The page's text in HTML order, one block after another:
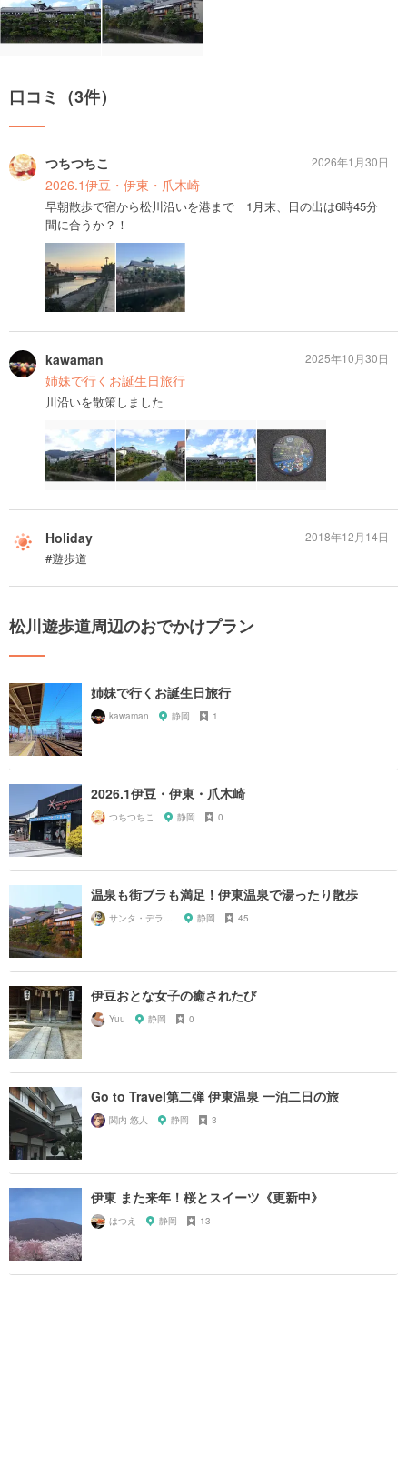
口コミ（3件）
つちつちこ
2026.1伊豆・伊東・爪木崎
早朝散歩で宿から松川沿いを港まで 1月末、日の出は6時45分
間に合うか？！
2026年1月30日
kawaman
姉妹で行くお誕生日旅行
川沿いを散策しました
2025年10月30日
Holiday
#遊歩道
2018年12月14日
松川遊歩道周辺のおでかけプラン
姉妹で行くお誕生日旅行
kawaman 静岡 1
2026.1伊豆・伊東・爪木崎
つちつちこ 静岡 0
温泉も街ブラも満足！伊東温泉で湯ったり散歩
サンタ・デラックス 静岡 45
伊豆おとな女子の癒されたび
Yuu 静岡 0
Go to Travel第二弾 伊東温泉 一泊二日の旅
関内 悠人 静岡 3
伊東 また来年！桜とスイーツ《更新中》
はつえ 静岡 13